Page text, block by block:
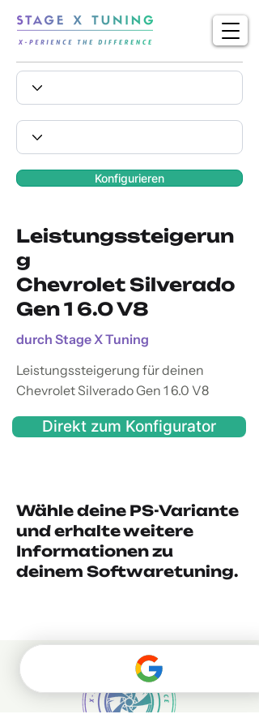
Konfigurieren
Leistungssteigerun
g
Chevrolet Silverado
Gen 1 6.0 V8
durch Stage X Tuning
Leistungssteigerung für deinen
Chevrolet Silverado Gen 1 6.0 V8
Direkt zum Konfigurator
Wähle deine PS-Variante
und erhalte weitere
Informationen zu
deinem Softwaretuning.